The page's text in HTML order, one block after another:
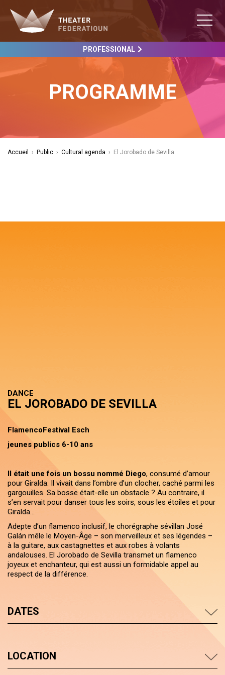
PROFESSIONAL
PROGRAMME
Accueil › Public › Cultural agenda › El Jorobado de Sevilla
DANCE
EL JOROBADO DE SEVILLA
FlamencoFestival Esch
jeunes publics 6-10 ans
Il était une fois un bossu nommé Diego, consumé d’amour
pour Giralda. Il vivait dans l’ombre d’un clocher, caché parmi les
gargouilles. Sa bosse était-elle un obstacle ? Au contraire, il
s’en servait pour danser tous les soirs, sous les étoiles et pour
Giralda…
Adepte d’un flamenco inclusif, le chorégraphe sévillan José
Galán mêle le Moyen-Âge – son merveilleux et ses légendes –
à la guitare, aux castagnettes et aux robes à volants
andalouses. El Jorobado de Sevilla transmet un flamenco
joyeux et enchanteur, qui est aussi un formidable appel au
respect de la différence.
DATES
LOCATION